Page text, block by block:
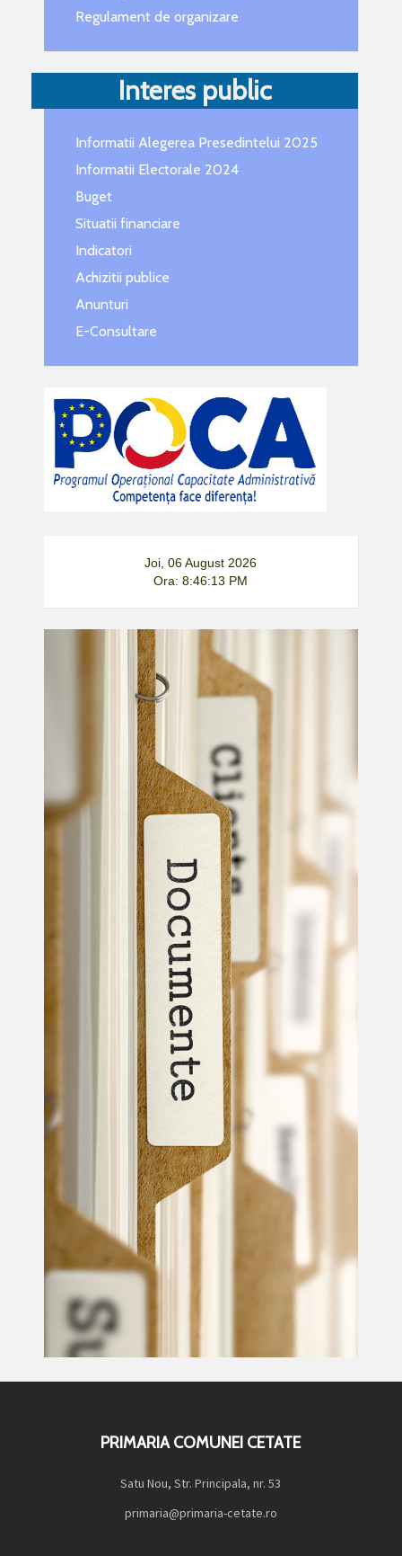
Regulament de organizare
Interes public
Informatii Alegerea Presedintelui 2025
Informatii Electorale 2024
Buget
Situatii financiare
Indicatori
Achizitii publice
Anunturi
E-Consultare
Joi, 06 August 2026
Ora: 8:46:13 PM
PRIMARIA COMUNEI CETATE
Satu Nou, Str. Principala, nr. 53
primaria@primaria-cetate.ro